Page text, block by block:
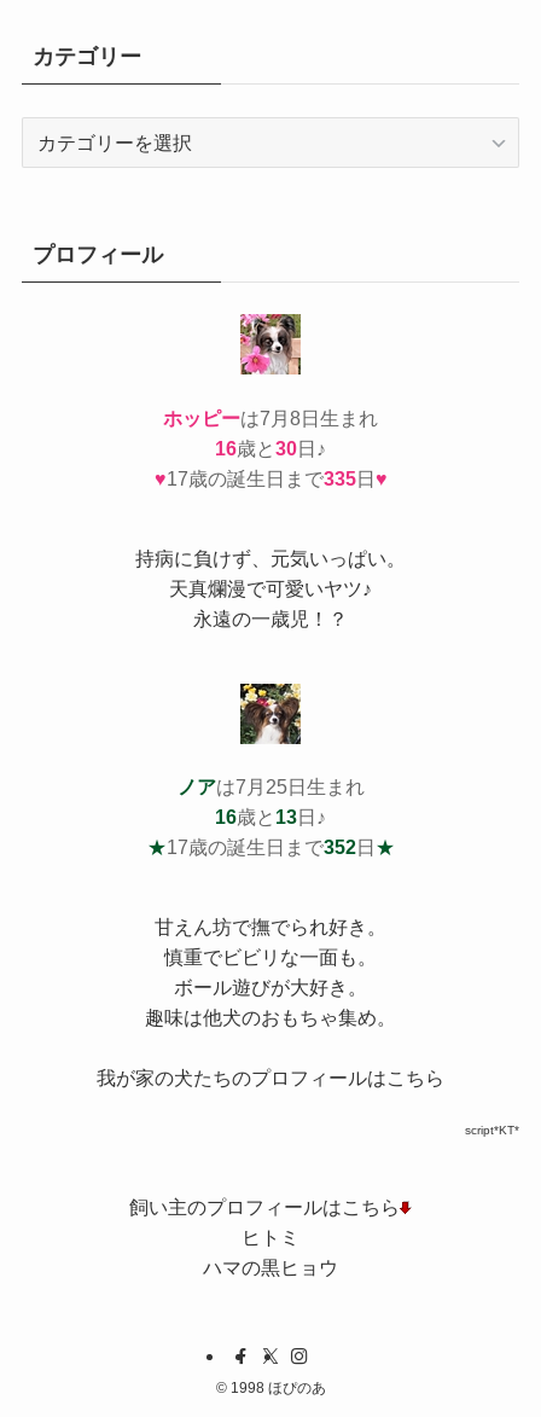
カテゴリー
ープロフィール
ホッピーは7月8日生まれ
16歳と30日♪
♥17歳の誕生日まで335日♥
持病に負けず、元気いっぱい。
天真爛漫で可愛いヤツ♪
永遠の一歳児！？
ノアは7月25日生まれ
16歳と 13日♪
★17歳の誕生日まで352日 ★
甘えん坊で撫でられ好き。
慎重でビビリな一面も。
ボール遊びが大好き。
趣味は他犬のおもちゃ集め。
我が家の犬たちのプロフィールはこちら
script*KT*
飼い主のプロフィールはこちら
ヒトミ
ハマの黒ヒョウ
©1998 ほぴのあ